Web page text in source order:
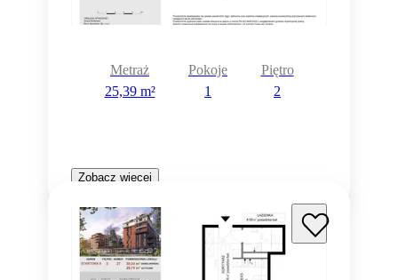
Metraż
25,39 m²
Pokoje
1
Piętro
2
Zobacz więcej